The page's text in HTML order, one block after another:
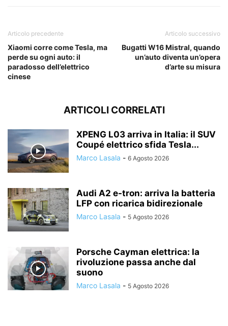
Articolo precedente
Xiaomi corre come Tesla, ma
perde su ogni auto: il
paradosso dell’elettrico
cinese
Articolo successivo
Bugatti W16 Mistral, quando
un’auto diventa un’opera
d’arte su misura
ARTICOLI CORRELATI
XPENG L03 arriva in Italia: il SUV
Coupé elettrico sfida Tesla...
Marco Lasala - 6 Agosto 2026
Audi A2 e-tron: arriva la batteria
LFP con ricarica bidirezionale
Marco Lasala - 5 Agosto 2026
Porsche Cayman elettrica: la
rivoluzione passa anche dal
suono
Marco Lasala - 5 Agosto 2026